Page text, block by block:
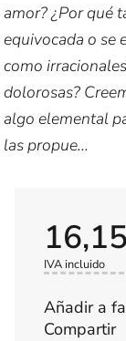
amor? ¿Por qué
equivocada o se
como
dolorosas?
algo elemental
las propue...
IVA incluido
Añadir a
Compartir